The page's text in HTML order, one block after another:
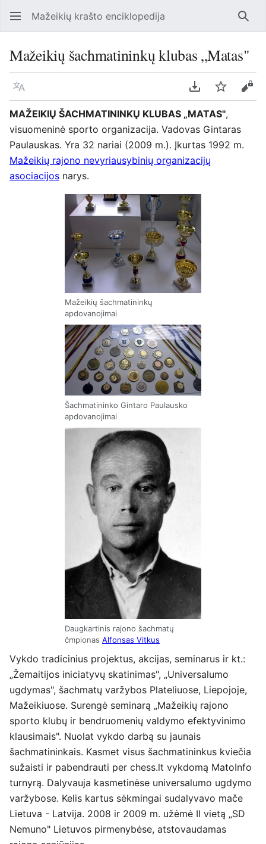
Mažeikių krašto enciklopedija
Mažeikių šachmatininkų klubas „Matas"
Kalba Parsisiųsti kaip
Stebėti
MAŽEIKIŲ ŠACHMATININKŲ KLUBAS „MATAS",
visuomeninė sporto organizacija. Vadovas Gintaras
Paulauskas. Yra 32 nariai (2009 m.). Įkurtas 1992 m.
Mažeikių rajono nevyriausybinių organizacijų
asociacijos narys.
Mažeikių šachmatininkų
apdovanojimai
Šachmatininko Gintaro Paulausko
apdovanojimai
Daugkartinis rajono šachmatų
čmpionas Alfonsas Vitkus
Vykdo tradicinius projektus, akcijas, seminarus ir kt.:
„Žemaitijos iniciatyvų skatinimas", „Universalumo
ugdymas", šachmatų varžybos Plateliuose, Liepojoje,
Mažeikiuose. Surengė seminarą „Mažeikių rajono
sporto klubų ir bendruomenių valdymo efektyvinimo
klausimais". Nuolat vykdo darbą su jaunais
šachmatininkais. Kasmet visus šachmatininkus kviečia
sužaisti ir pabendrauti per chess.lt vykdomą MatoInfo
turnyrą. Dalyvauja kasmetinėse universalumo ugdymo
varžybose. Kelis kartus sėkmingai sudalyvavo mače
Lietuva - Latvija. 2008 ir 2009 m. užėmė II vietą „SD
Nemuno" Lietuvos pirmenybėse, atstovaudamas